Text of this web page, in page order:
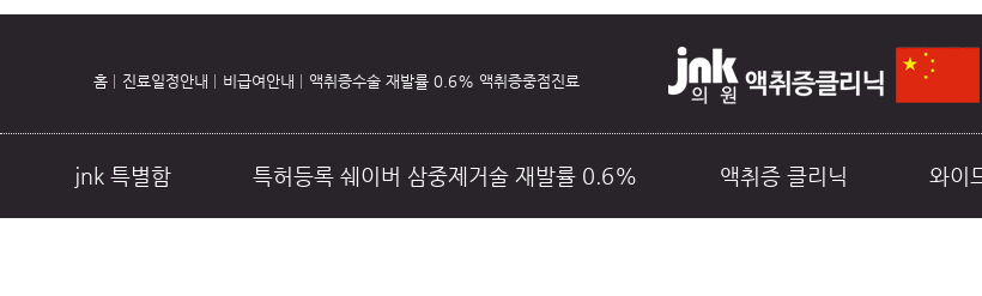
홈 진료일정안내 비급여안내 액취증수술 재발률 0.6% 액취증중점진료
jnk 특별함 특허등록 쉐이버 삼중제거술 재발률 0.6% 액취증 클리닉 와이